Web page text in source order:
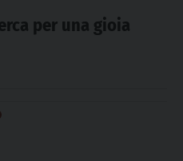
per una gioia